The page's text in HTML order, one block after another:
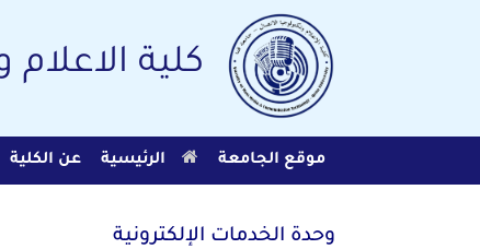
كلية الاعلام
موقع الجامعة الرئيسية عن الكلية
وحدة الخدمات الإلكترونية